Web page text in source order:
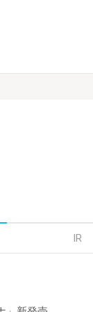
サステナ
IR